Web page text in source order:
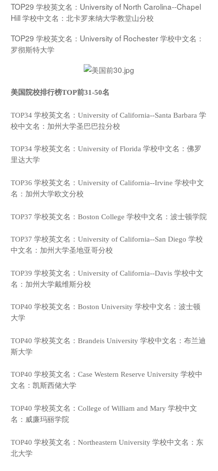
TOP29 学校英文名：University of North Carolina--Chapel
Hill 学校中文名：北卡罗来纳大学教堂山分校
TOP29 学校英文名：University of Rochester 学校中文名：
罗彻斯特大学
美国院校排行榜TOP前31-50名
TOP34 学校英文名：University of California--Santa Barbara 学
校中文名：加州大学圣巴巴拉分校
TOP34 学校英文名：University of Florida 学校中文名：佛罗
里达大学
TOP36 学校英文名：University of California--Irvine 学校中文
名：加州大学欧文分校
TOP37 学校英文名：Boston College 学校中文名：波士顿学院
TOP37 学校英文名：University of California--San Diego 学校
中文名：加州大学圣地亚哥分校
TOP39 学校英文名：University of California--Davis 学校中文
名：加州大学戴维斯分校
TOP40 学校英文名：Boston University 学校中文名：波士顿
大学
TOP40 学校英文名：Brandeis University 学校中文名：布兰迪
斯大学
TOP40 学校英文名：Case Western Reserve University 学校中
文名：凯斯西储大学
TOP40 学校英文名：College of William and Mary 学校中文
名：威廉玛丽学院
TOP40 学校英文名：Northeastern University 学校中文名：东
北大学